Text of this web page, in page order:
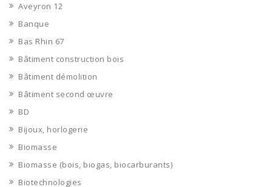
Aveyron 12
Banque
Bas Rhin 67
Bâtiment construction bois
Bâtiment démolition
Bâtiment second œuvre
BD
Bijoux, horlogerie
Biomasse
Biomasse (bois, biogas, biocarburants)
Biotechnologies